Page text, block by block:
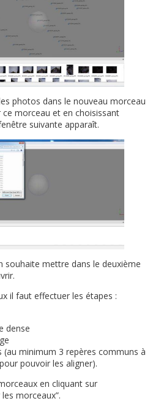
photos dans le nouveau morceau
morceau et en choisissant
suivante apparaît.
souhaite mettre dans le deuxième
il faut effectuer les étapes :
dense
(au minimum 3 repères communs à
pouvoir les aligner).
en cliquant sur
morceaux”.